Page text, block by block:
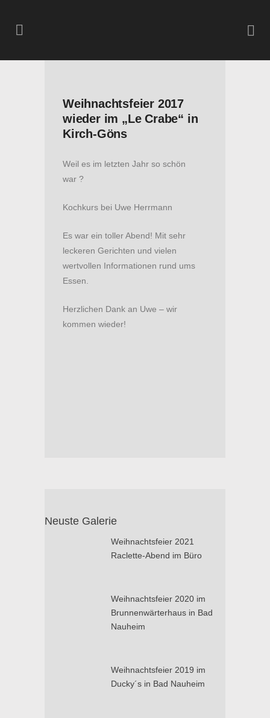
Weihnachtsfeier 2017
wieder im „Le Crabe“ in
Kirch-Göns
Weil es im letzten Jahr so schön
war ?
Kochkurs bei Uwe Herrmann
Es war ein toller Abend! Mit sehr
leckeren Gerichten und vielen
wertvollen Informationen rund ums
Essen.
Herzlichen Dank an Uwe – wir
kommen wieder!
Neuste Galerie
Weihnachtsfeier 2021
Raclette-Abend im Büro
Weihnachtsfeier 2020 im
Brunnenwärterhaus in Bad
Nauheim
Weihnachtsfeier 2019 im
Ducky´s in Bad Nauheim